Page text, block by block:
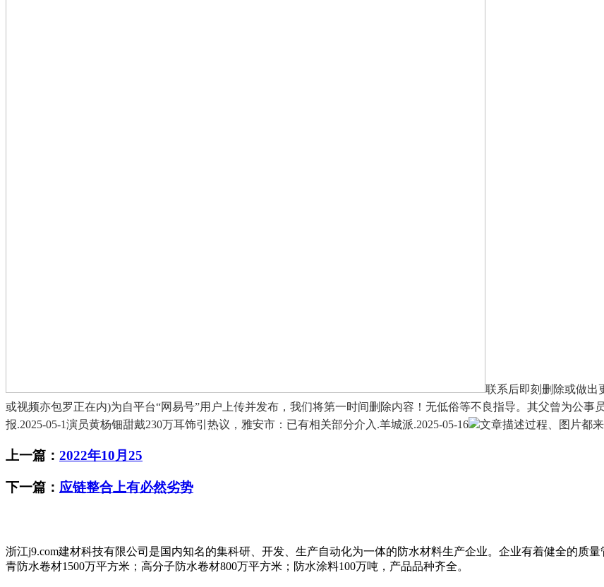
联系后即刻删除或做出
或视频亦包罗正在内)为自平台“网易号”用户上传并发布，我们将第一时间删除内容！无低俗等不良指导。其父曾为公事
报.2025-05-1演员黄杨钿甜戴230万耳饰引热议，雅安市：已有相关部分介入.羊城派.2025-05-16
文章描述过程、图片都来
上一篇： 2022年10月25
下一篇： 应链整合上有必然劣势
浙江j9.com建材科技有限公司是国内知名的集科研、开发、生产自动化为一体的防水材料生产企业。企业有着健全的质
青防水卷材1500万平方米；高分子防水卷材800万平方米；防水涂料100万吨，产品品种齐全。